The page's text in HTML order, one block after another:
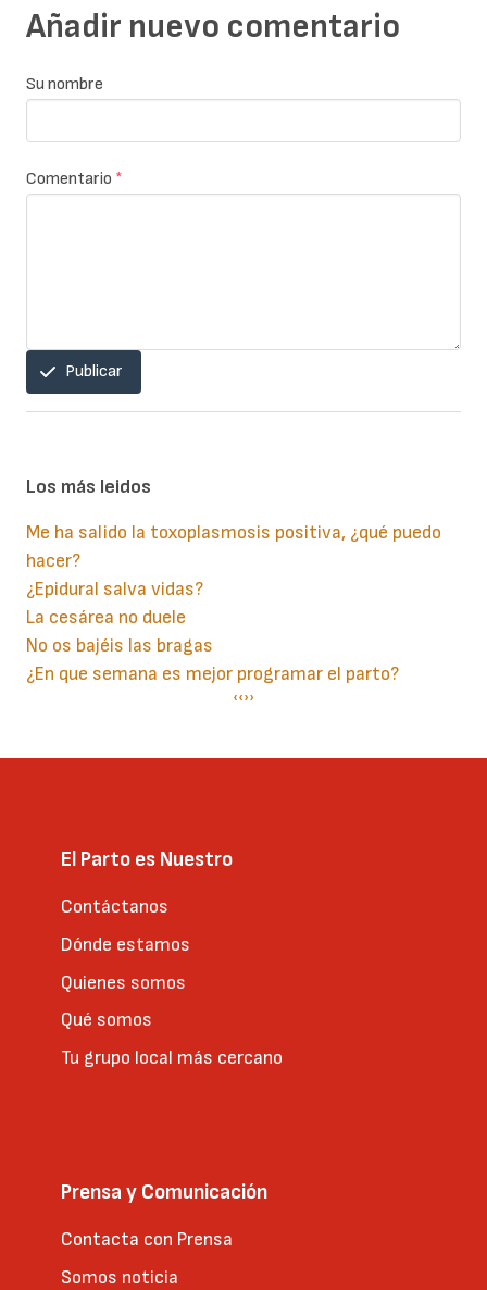
Añadir nuevo comentario
Su nombre
Comentario *
Publicar
Los más leidos
Me ha salido la toxoplasmosis positiva, ¿qué puedo
hacer?
¿Epidural salva vidas?
La cesárea no duele
No os bajéis las bragas
¿En que semana es mejor programar el parto?
Página
‹‹Siguiente
››
El Parto es Nuestro
Contáctanos
Dónde estamos
Quienes somos
Qué somos
Tu grupo local más cercano
Prensa y Comunicación
Contacta con Prensa
Somos noticia